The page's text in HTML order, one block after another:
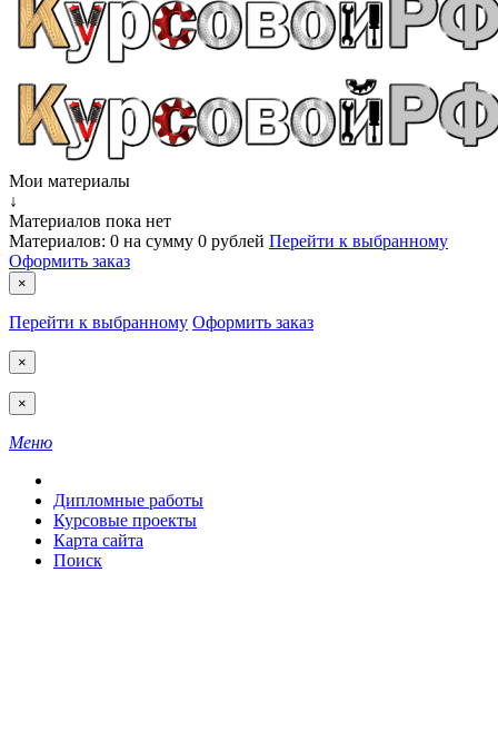
Мои материалы
↓
Материалов пока нет
Материалов: 0 на сумму 0 рублей Перейти к выбранному
Оформить заказ
×
Перейти к выбранному Оформить заказ
×
×
Меню
Дипломные работы
Курсовые проекты
Карта сайта
Поиск